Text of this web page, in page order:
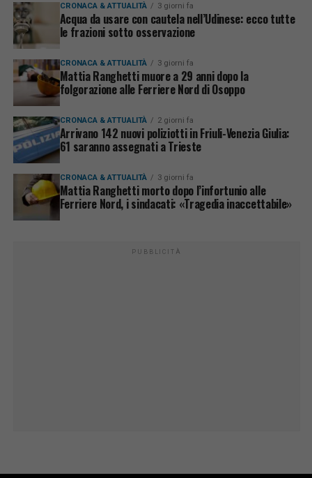
CRONACA & ATTUALITÀ 3 giorni fa
Acqua da usare con cautela nell’Udinese: ecco tutte
le frazioni sotto osservazione
CRONACA & ATTUALITÀ 3 giorni fa
Mattia Ranghetti muore a 29 anni dopo la
folgorazione alle Ferriere Nord di Osoppo
CRONACA & ATTUALITÀ 2 giorni fa
Arrivano 142 nuovi poliziotti in Friuli-Venezia Giulia:
61 saranno assegnati a Trieste
CRONACA & ATTUALITÀ 3 giorni fa
Mattia Ranghetti morto dopo l’infortunio alle
Ferriere Nord, i sindacati: «Tragedia inaccettabile»
PUBBLICITÀ